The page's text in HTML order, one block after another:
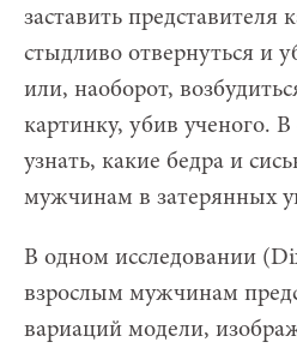
заставить представителя
стыдливо отвернуться и
или, наоборот,
картинку, убив ученого.
узнать, какие бедра и
мужчинам в затерянных
В одном исследовании
взрослым мужчинам
вариаций модели,